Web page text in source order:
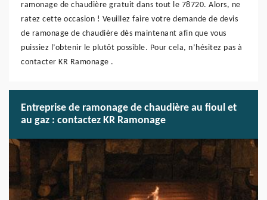
ramonage de chaudière gratuit dans tout le 78720. Alors, ne
ratez cette occasion ! Veuillez faire votre demande de devis
de ramonage de chaudière dès maintenant afin que vous
puissiez l’obtenir le plutôt possible. Pour cela, n’hésitez pas à
contacter KR Ramonage .
Entreprise de ramonage de chaudière au fioul et
au gaz : contactez KR Ramonage